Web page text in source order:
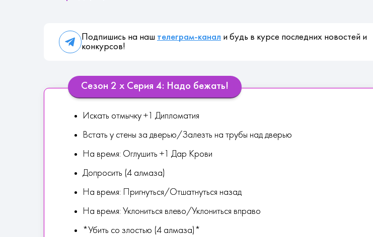
Подпишись на наш телеграм-канал и будь в курсе последних новостей и
конкурсов!
Сезон 2 х Серия 4: Надо бежать!
Искать отмычку +1 Дипломатия
Встать у стены за дверью/Залезть на трубы над дверью
На время: Оглушить +1 Дар Крови
Допросить (4 алмаза)
На время: Пригнуться/Отшатнуться назад
На время: Уклониться влево/Уклониться вправо
*Убить со злостью (4 алмаза)*